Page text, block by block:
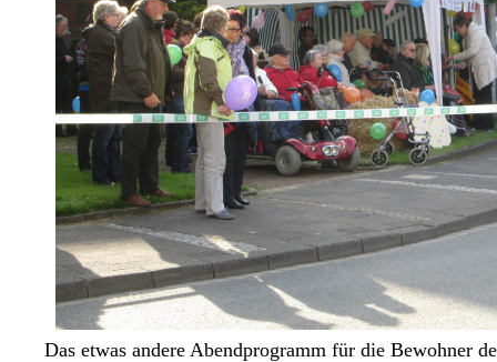
Das etwas andere Abendprogramm für die Bewohner